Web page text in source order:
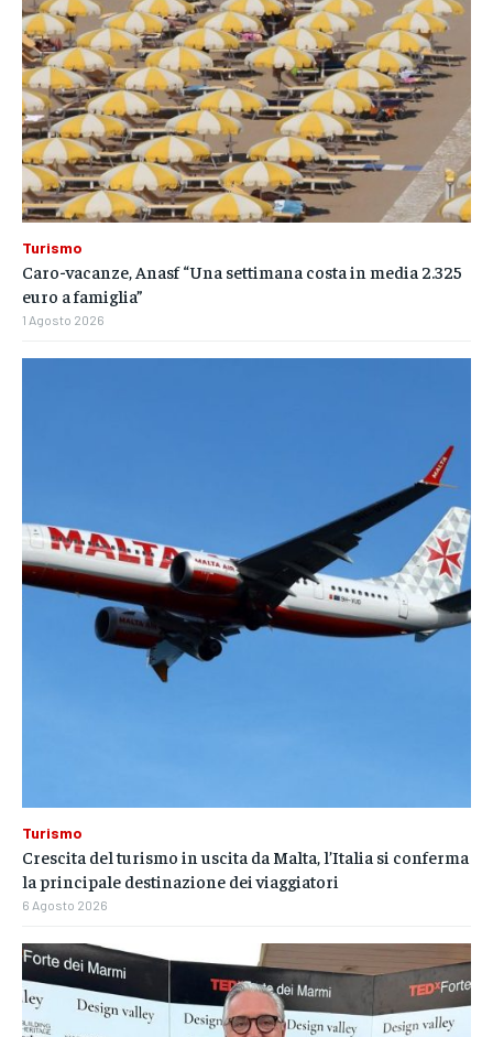
Turismo
Caro-vacanze, Anasf “Una settimana costa in media 2.325
euro a famiglia”
1 Agosto 2026
Turismo
Crescita del turismo in uscita da Malta, l’Italia si conferma
la principale destinazione dei viaggiatori
6 Agosto 2026